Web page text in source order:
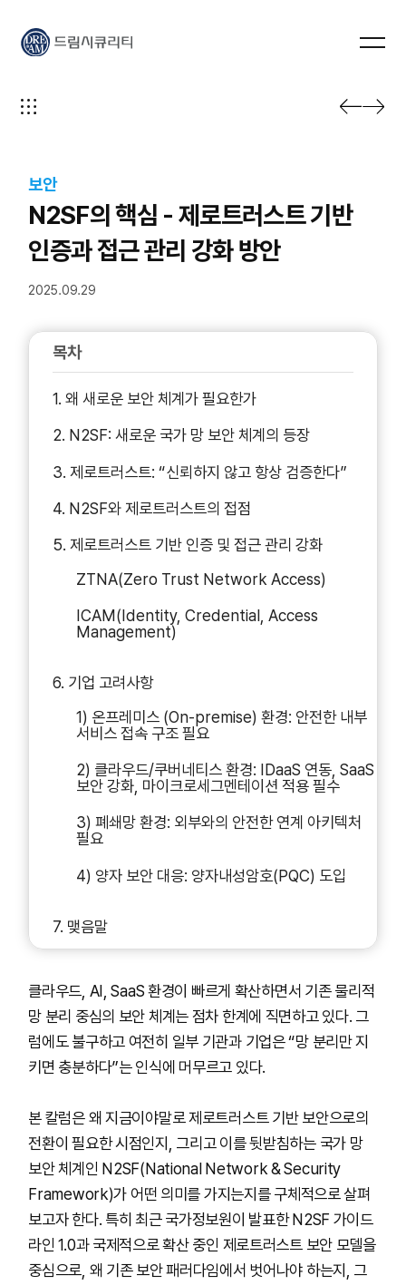
드림시큐리티
보안
N2SF의 핵심 - 제로트러스트 기반
인증과 접근 관리 강화 방안
2025.09.29
목차
1. 왜 새로운 보안 체계가 필요한가
2. N2SF: 새로운 국가 망 보안 체계의 등장
3. 제로트러스트: “신뢰하지 않고 항상 검증한다”
4. N2SF와 제로트러스트의 접점
5. 제로트러스트 기반 인증 및 접근 관리 강화
ZTNA(Zero Trust Network Access)
ICAM(Identity, Credential, Access
Management)
6. 기업 고려사항
1) 온프레미스 (On-premise) 환경: 안전한 내부
서비스 접속 구조 필요
2) 클라우드/쿠버네티스 환경: IDaaS 연동, SaaS
보안 강화, 마이크로세그멘테이션 적용 필수
3) 폐쇄망 환경: 외부와의 안전한 연계 아키텍처
필요
4) 양자 보안 대응: 양자내성암호(PQC) 도입
7. 맺음말
클라우드, AI, SaaS 환경이 빠르게 확산하면서 기존 물리적
망 분리 중심의 보안 체계는 점차 한계에 직면하고 있다. 그
럼에도 불구하고 여전히 일부 기관과 기업은 “망 분리만 지
키면 충분하다”는 인식에 머무르고 있다.
본 칼럼은 왜 지금이야말로 제로트러스트 기반 보안으로의
전환이 필요한 시점인지, 그리고 이를 뒷받침하는 국가 망
보안 체계인 N2SF(National Network & Security
Framework)가 어떤 의미를 가지는지를 구체적으로 살펴
보고자 한다. 특히 최근 국가정보원이 발표한 N2SF 가이드
라인 1.0과 국제적으로 확산 중인 제로트러스트 보안 모델을
중심으로, 왜 기존 보안 패러다임에서 벗어나야 하는지, 그